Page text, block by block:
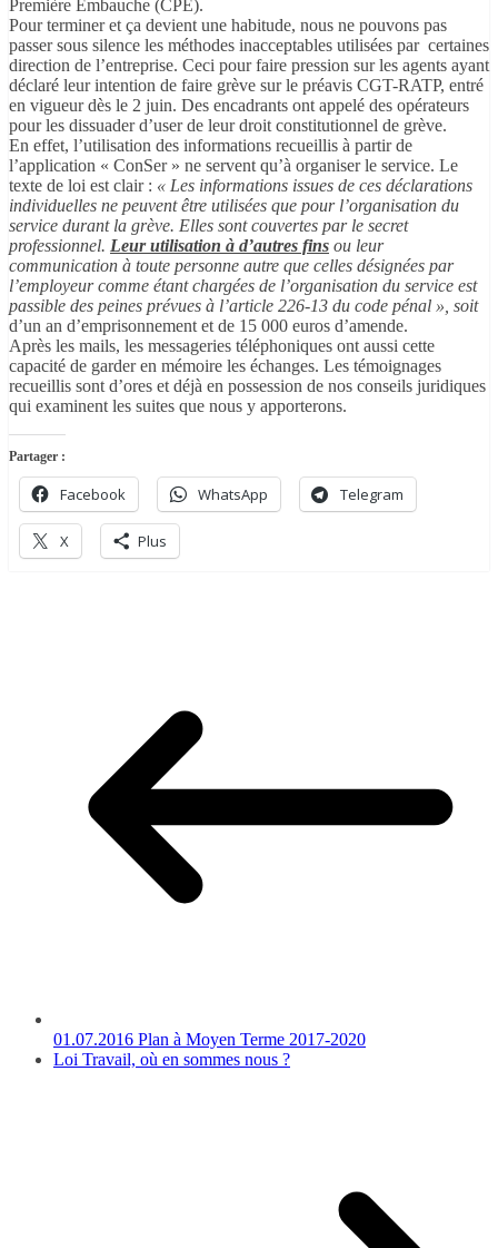
Première Embauche (CPE).
Pour terminer et ça devient une habitude, nous ne pouvons pas
passer sous silence les méthodes inacceptables utilisées par certaines
direction de l’entreprise. Ceci pour faire pression sur les agents ayant
déclaré leur intention de faire grève sur le préavis CGT-RATP, entré
en vigueur dès le 2 juin. Des encadrants ont appelé des opérateurs
pour les dissuader d’user de leur droit constitutionnel de grève.
En effet, l’utilisation des informations recueillis à partir de
l’application « ConSer » ne servent qu’à organiser le service. Le
texte de loi est clair : « Les informations issues de ces déclarations
individuelles ne peuvent être utilisées que pour l’organisation du
service durant la grève. Elles sont couvertes par le secret
professionnel. Leur utilisation à d’autres fins ou leur
communication à toute personne autre que celles désignées par
l’employeur comme étant chargées de l’organisation du service est
passible des peines prévues à l’article 226-13 du code pénal », soit
d’un an d’emprisonnement et de 15 000 euros d’amende.
Après les mails, les messageries téléphoniques ont aussi cette
capacité de garder en mémoire les échanges. Les témoignages
recueillis sont d’ores et déjà en possession de nos conseils juridiques
qui examinent les suites que nous y apporterons.
Partager :
Facebook WhatsApp Telegram
X Plus
01.07.2016 Plan à Moyen Terme 2017-2020
Loi Travail, où en sommes nous ?